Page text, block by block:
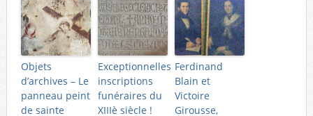
Objets
d’archives – Le
panneau peint
de sainte
Exceptionnelles
inscriptions
funéraires du
XIIIè siècle !
Ferdinand
Blain et
Victoire
Girousse,